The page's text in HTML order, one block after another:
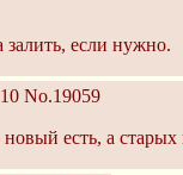
если нужно.
No.19059
есть, а старых